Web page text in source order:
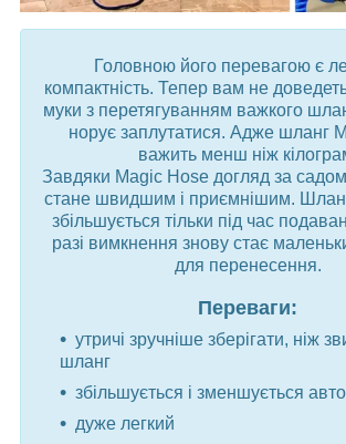
Головною його перевагою є
компактність. Тепер вам не
муки з перетягуванням важкого
норує заплутатися. Адже шланг
важить менш ніж
Завдяки Magic Hose догляд за
стане швидшим і приємнішим.
збільшується тільки під час
разі вимкнення знову стає
для перенесення.
Переваги:
утричі зручніше зберігати, ніж
шланг
збільшується і зменшується
дуже легкий